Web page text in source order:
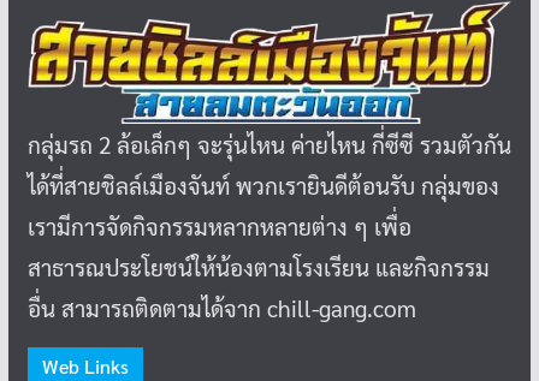
กลุ่มรถ 2 ล้อเล็กๆ จะรุ่นไหน ค่ายไหน กี่ซีซี รวมตัวกัน
ได้ที่สายชิลล์เมืองจันท์ พวกเรายินดีต้อนรับ กลุ่มของ
เรามีการจัดกิจกรรมหลากหลายต่าง ๆ เพื่อ
สาธารณประโยชน์ให้น้องตามโรงเรียน และกิจกรรม
อื่น สามารถติดตามได้จาก chill-gang.com
Web Links